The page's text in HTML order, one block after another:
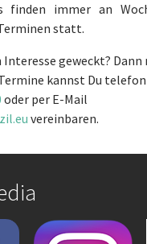
finden immer an
statt.
Interesse geweckt? Dann
kannst Du
oder per E-Mail
vereinbaren.